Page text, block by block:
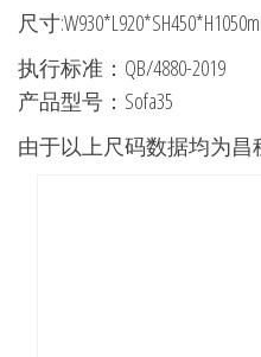
尺寸
执行标准：QB/4880-2019
产品型号：Sofa35
由于以上尺码数据均为